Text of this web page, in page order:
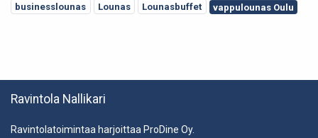
businesslounas Lounas Lounasbuffet vappulounas Oulu
Ravintola Nallikari
Ravintolatoimintaa harjoittaa ProDine Oy.